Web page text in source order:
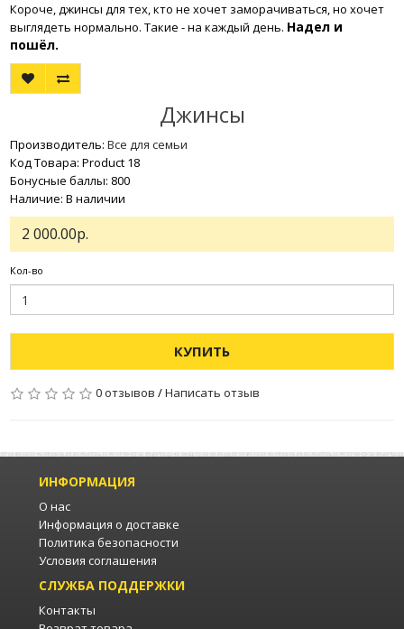
Короче, джинсы для тех, кто не хочет заморачиваться, но хочет
выглядеть нормально. Такие - на каждый день. Надел и
пошёл.
Джинсы
Производитель: Все для семьи
Код Товара: Product 18
Бонусные баллы: 800
Наличие: В наличии
2 000.00р.
Кол-во
КУПИТЬ
0 отзывов /Написать отзыв
ИНФОРМАЦИЯ
О нас
Информация о доставке
Политика безопасности
Условия соглашения
СЛУЖБА ПОДДЕРЖКИ
Контакты